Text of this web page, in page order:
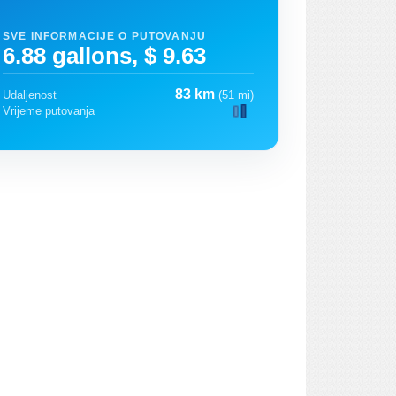
SVE INFORMACIJE O PUTOVANJU
6.88 gallons, $ 9.63
Udaljenost 83 km (51 mi)
Vrijeme putovanja